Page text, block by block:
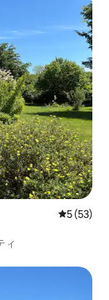
レビュー
5 (53)
ィ